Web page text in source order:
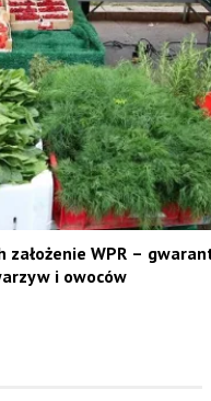
WPR –
i owoców